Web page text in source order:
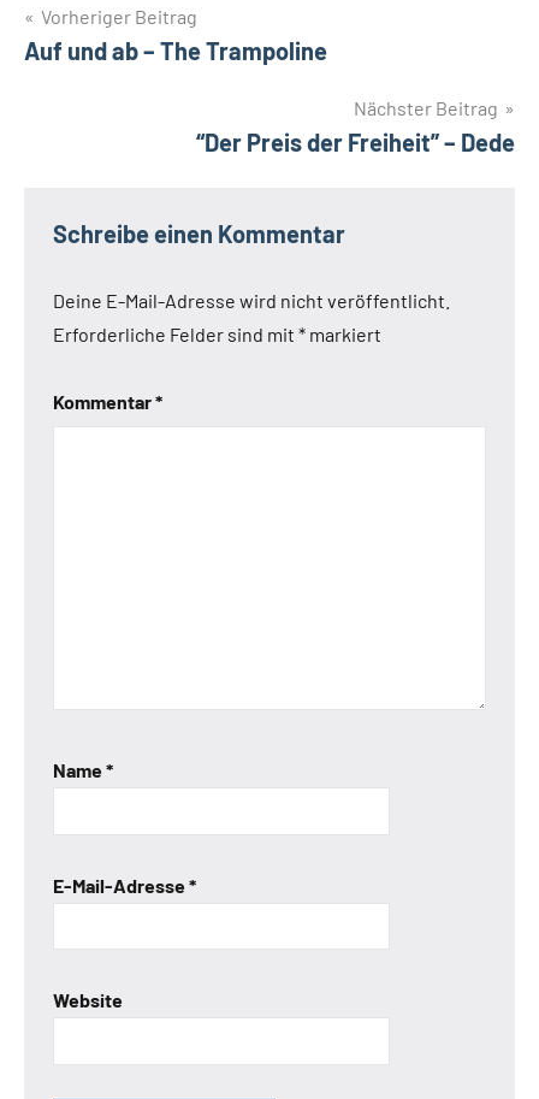
Beitragsnavigation
Vorheriger Beitrag
Auf und ab – The Trampoline
Nächster Beitrag
“Der Preis der Freiheit” – Dede
Schreibe einen Kommentar
Deine E-Mail-Adresse wird nicht veröffentlicht.
Erforderliche Felder sind mit * markiert
Kommentar*
Name*
E-Mail-Adresse*
Website